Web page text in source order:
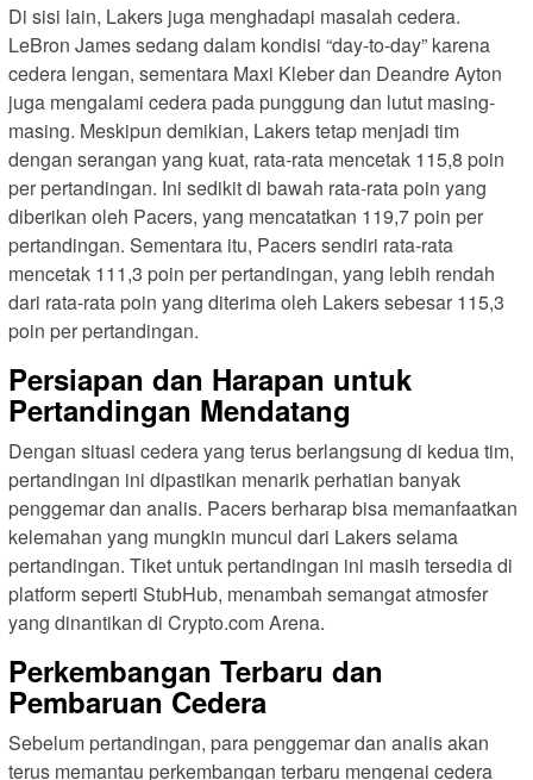
Di sisi lain, Lakers juga menghadapi masalah cedera.
LeBron James sedang dalam kondisi “day-to-day” karena
cedera lengan, sementara Maxi Kleber dan Deandre Ayton
juga mengalami cedera pada punggung dan lutut masing-
masing. Meskipun demikian, Lakers tetap menjadi tim
dengan serangan yang kuat, rata-rata mencetak 115,8 poin
per pertandingan. Ini sedikit di bawah rata-rata poin yang
diberikan oleh Pacers, yang mencatatkan 119,7 poin per
pertandingan. Sementara itu, Pacers sendiri rata-rata
mencetak 111,3 poin per pertandingan, yang lebih rendah
dari rata-rata poin yang diterima oleh Lakers sebesar 115,3
poin per pertandingan.
Persiapan dan Harapan untuk
Pertandingan Mendatang
Dengan situasi cedera yang terus berlangsung di kedua tim,
pertandingan ini dipastikan menarik perhatian banyak
penggemar dan analis. Pacers berharap bisa memanfaatkan
kelemahan yang mungkin muncul dari Lakers selama
pertandingan. Tiket untuk pertandingan ini masih tersedia di
platform seperti StubHub, menambah semangat atmosfer
yang dinantikan di Crypto.com Arena.
Perkembangan Terbaru dan
Pembaruan Cedera
Sebelum pertandingan, para penggemar dan analis akan
terus memantau perkembangan terbaru mengenai cedera